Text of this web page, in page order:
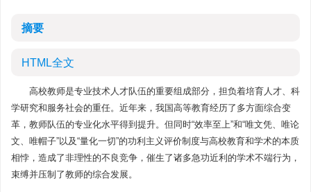
摘要
HTML全文
高校教师是专业技术人才队伍的重要组成部分，担负着培育人才、科
学研究和服务社会的重任。近年来，我国高等教育经历了多方面综合变
革，教师队伍的专业化水平得到提升。但同时“效率至上”和“唯文凭、唯论
文、唯帽子”以及“量化一切”的功利主义评价制度与高校教育和学术的本质
相悖，造成了非理性的不良竞争，催生了诸多急功近利的学术不端行为，
束缚并压制了教师的综合发展。